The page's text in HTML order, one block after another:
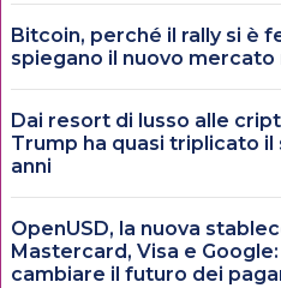
Bitcoin, perché il rally si è
spiegano il nuovo mercato
Dai resort di lusso alle
Trump ha quasi triplicato
anni
OpenUSD, la nuova
Mastercard, Visa e
cambiare il futuro dei